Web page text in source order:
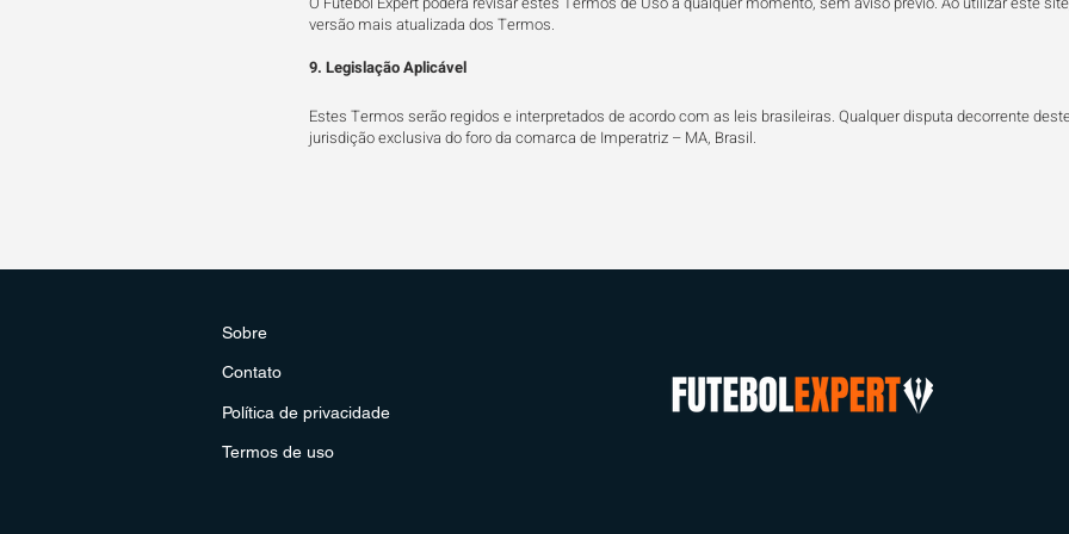
versão mais atualizada dos Termos.
9. Legislação Aplicável
Estes Termos serão regidos e interpretados de acordo com as leis brasileiras. Qualquer disputa decorrente
jurisdição exclusiva do foro da comarca de Imperatriz – MA, Brasil.
Sobre
Contato
Política de privacidade
Termos de uso